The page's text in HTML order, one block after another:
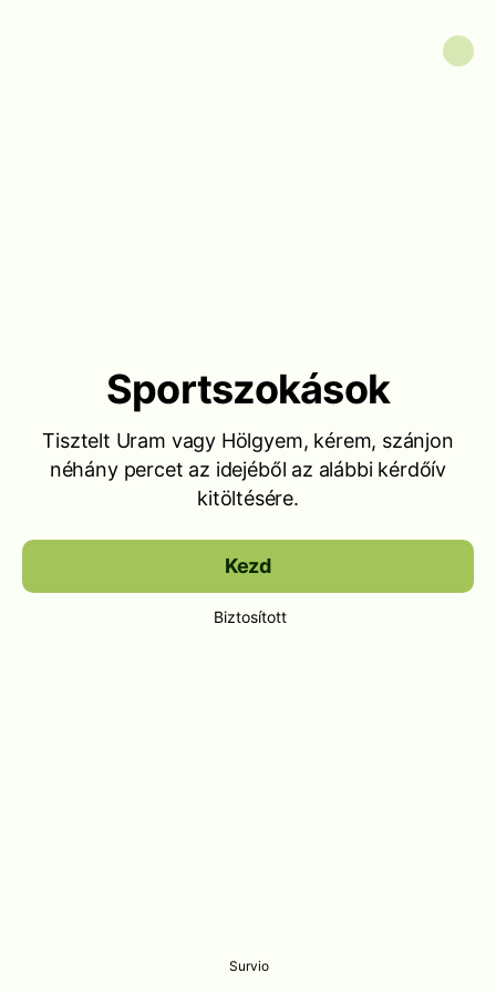
Sportszokások
Tisztelt Uram vagy Hölgyem, kérem, szánjon
néhány percet az idejéből az alábbi kérdőív
kitöltésére.
Kezd
Biztosított
Survio